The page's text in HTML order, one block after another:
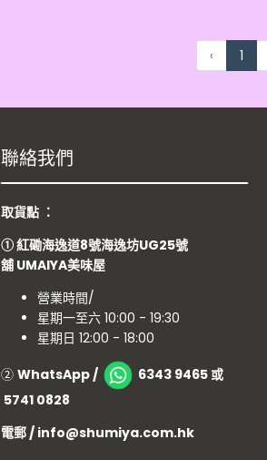
‹ 1
聯絡我們
取貨點 ：
①紅磡海逸道8號海逸坊UG25號
舖 UMAIYA美味屋
營業時間/
星期一至六 10:00 - 19:30
星期日 12:00 - 18:00
② WhatsApp /
6343 9465 或
5741 0828
電郵 / info@shumiya.com.hk